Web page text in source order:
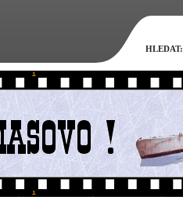
HLEDAT: